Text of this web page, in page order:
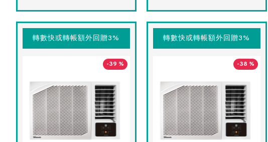
轉數快或轉帳額外回贈3%
-39 %
轉數快或轉帳額外回贈3%
-38 %